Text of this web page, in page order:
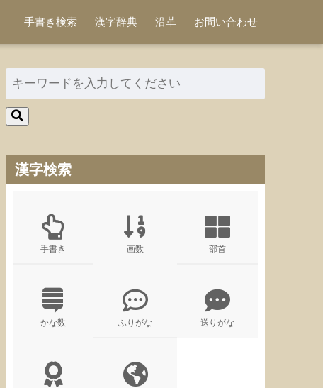
手書き検索 漢字辞典 沿革 お問い合わせ
漢字検索
手書き 画数 部首
かな数 ふりがな 送りがな